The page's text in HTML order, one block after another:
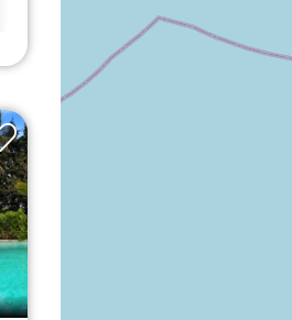
Accès Internet Wifi